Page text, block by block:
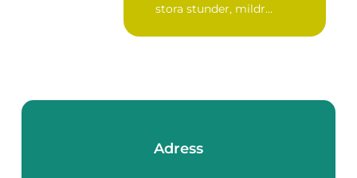
stora stunder, mildr...
Adress